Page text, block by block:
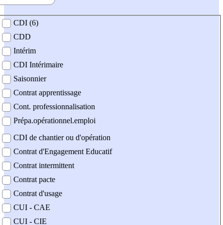
contrat
CDI (6)
CDD
Intérim
CDI Intérimaire
Saisonnier
Contrat apprentissage
Cont. professionnalisation
Prépa.opérationnel.emploi
CDI de chantier ou d'opération
Contrat d'Engagement Educatif
Contrat intermittent
Contrat pacte
Contrat d'usage
CUI - CAE
CUI - CIE